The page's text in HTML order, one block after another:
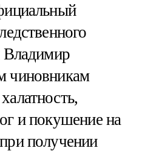
Владимир
и покушение на
получении